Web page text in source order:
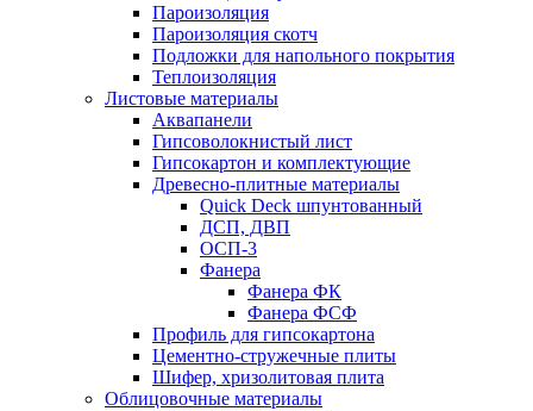
Пароизоляция
Пароизоляция скотч
Подложки для напольного покрытия
Теплоизоляция
Листовые материалы
Аквапанели
Гипсоволокнистый лист
Гипсокартон и комплектующие
Древесно-плитные материалы
Quick Deck шпунтованный
ДСП, ДВП
ОСП-3
Фанера
Фанера ФК
Фанера ФСФ
Профиль для гипсокартона
Цементно-стружечные плиты
Шифер, хризолитовая плита
Облицовочные материалы